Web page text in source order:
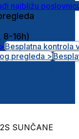
najbližu
16h)
Besplatna kontrola
pregleda >
SUNČANE